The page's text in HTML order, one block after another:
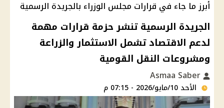
أبرز ما جاء في قرارات مجلس الوزراء بالجريدة الرسمية
الجريدة الرسمية تنشر حزمة قرارات مهمة
لدعم الاقتصاد تشمل الاستثمار والزراعة
ومشروعات النقل القومية
الأحد 10/مايو/2026 - 07:15 م